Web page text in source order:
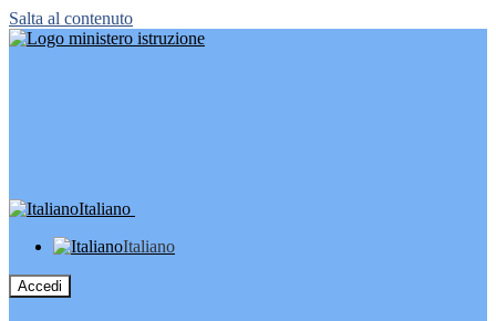
Salta al contenuto
Italiano
Italiano
Accedi